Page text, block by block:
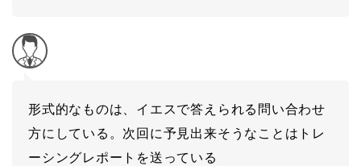
形式的なものは、イエスで答えられる問い合わせ
方にしている。次回に予見出来そうなことはトレ
ーシングレポートを送っている